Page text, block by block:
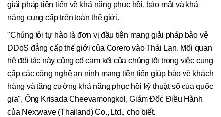
giải pháp tiên tiến về khả năng phục hồi, bảo mật và khả
năng cung cấp trên toàn thế giới.
"Chúng tôi tự hào là đơn vị đầu tiên mang giải pháp bảo vệ
DDoS đẳng cấp thế giới của Corero vào Thái Lan. Mối quan
hệ đối tác này củng cố cam kết của chúng tôi trong việc cung
cấp các công nghệ an ninh mạng tiên tiến giúp bảo vệ khách
hàng và tăng cường khả năng phục hồi kỹ thuật số của quốc
gia", Ông Krisada Cheevamongkol, Giám Đốc Điều Hành
của Nextwave (Thailand) Co., Ltd., cho biết.